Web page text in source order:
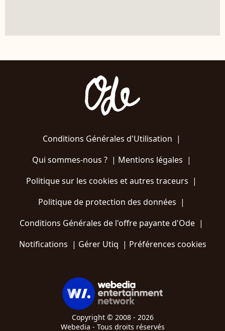
Conditions Générales d'Utilisation |
Qui sommes-nous ?| Mentions légales |
Politique sur les cookies et autres traceurs |
Politique de protection des données |
Conditions Générales de l'offre payante d'Ode |
Notifications | Gérer Utiq | Préférences cookies
Copyright © 2008 - 2026
Webedia - Tous droits réservés